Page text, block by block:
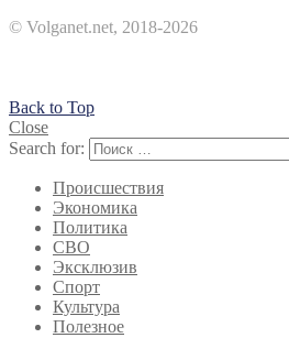
© Volganet.net, 2018-2026
Back to Top
Close
Search for:
Происшествия
Экономика
Политика
СВО
Эксклюзив
Спорт
Культура
Полезное